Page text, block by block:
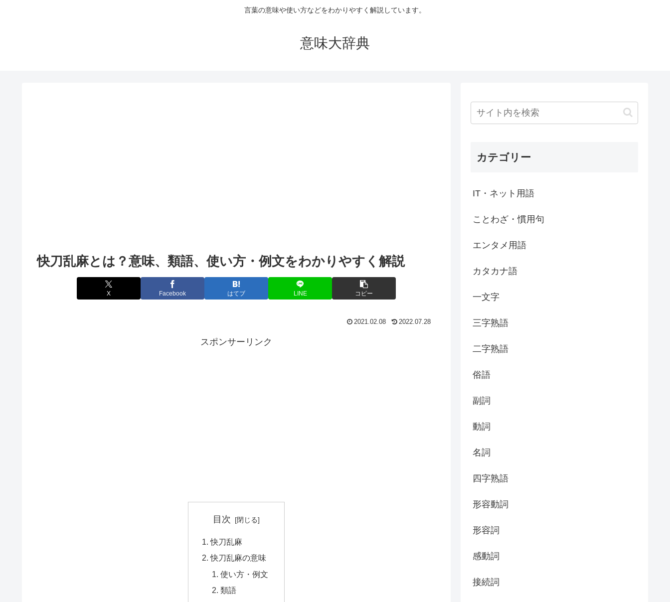
言葉の意味や使い方などをわかりやすく解説しています。
意味大辞典
快刀乱麻とは？意味、類語、使い方・例文をわかりやすく解説
X Facebook はてブ LINE コピー
2021.02.08 2022.07.28
スポンサーリンク
目次
快刀乱麻
快刀乱麻の意味
使い方・例文
類語
カテゴリー
IT・ネット用語
ことわざ・慣用句
エンタメ用語
カタカナ語
一文字
三字熟語
二字熟語
俗語
副詞
動詞
名詞
四字熟語
形容動詞
形容詞
感動詞
接続詞